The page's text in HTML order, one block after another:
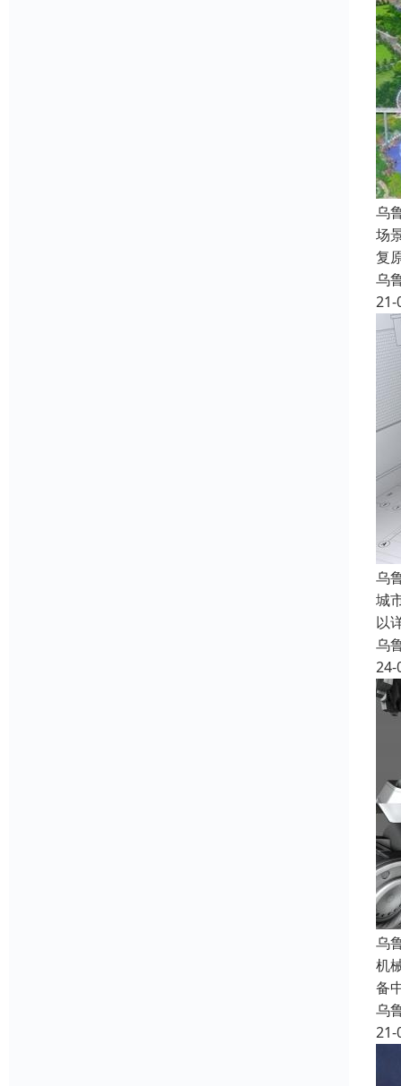
乌
场
复
乌
21-
乌
城
以
乌
24-
乌
机
备
乌
21-